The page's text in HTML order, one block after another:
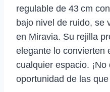
regulable de 43 cm
bajo nivel de ruido, se
en Miravia. Su rejilla
elegante lo convierten
cualquier espacio.
oportunidad de las